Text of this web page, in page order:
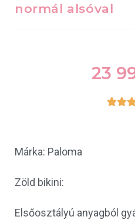
normál alsóval
23

Márka: Paloma
Zöld bikini:
Elsőosztályú anyagból